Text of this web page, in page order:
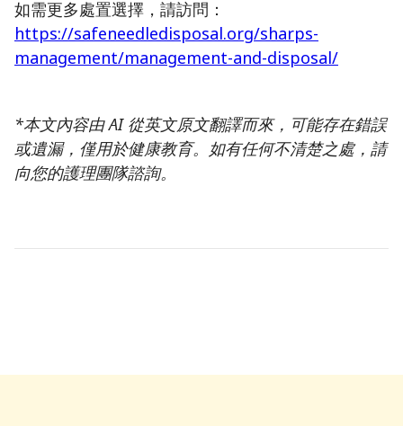
如需更多處置選擇，請訪問：
https://safeneedledisposal.org/sharps-
management/management-and-disposal/
*本文內容由 AI 從英文原文翻譯而來，可能存在錯誤
或遺漏，僅用於健康教育。如有任何不清楚之處，請
向您的護理團隊諮詢。